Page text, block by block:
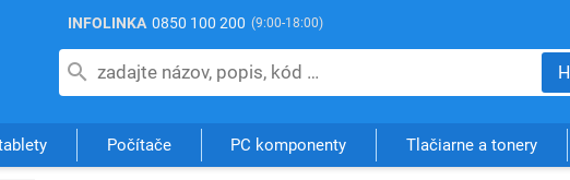
INFOLINKA 0850 100 200 (9:00-18:00)
Počítače PC komponenty Tlačiarne a tonery